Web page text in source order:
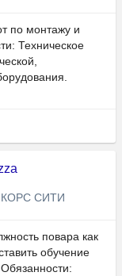
по монтажу и
Техническое
КОРС СИТИ
повара как
обучение